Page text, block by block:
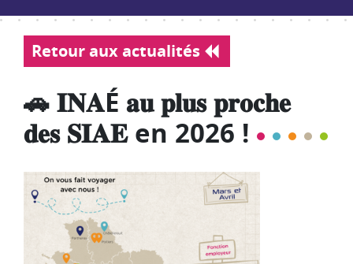
Retour aux actualités
🚗 𝐈𝐍𝐀É 𝐚𝐮 𝐩𝐥𝐮𝐬 𝐩𝐫𝐨𝐜𝐡𝐞
𝐝𝐞𝐬 𝐒𝐈𝐀𝐄 en 2026 !